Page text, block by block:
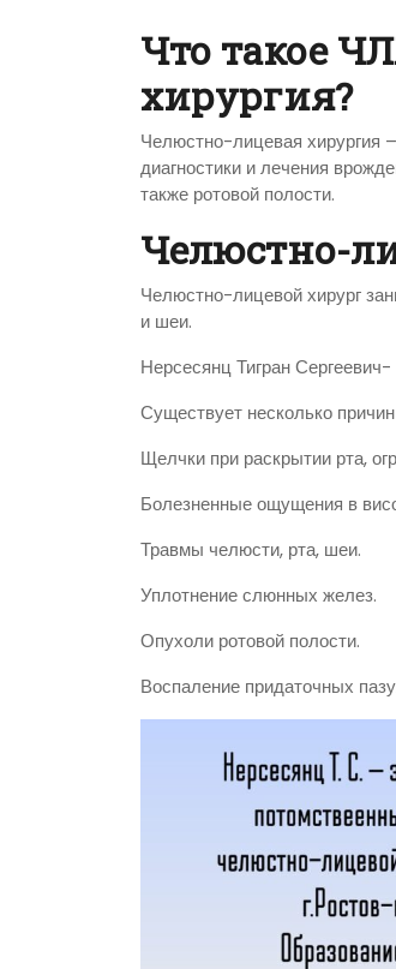
Что такое
хирургия?
Челюстно-лицевая хирургия
диагностики и лечения
также ротовой полости.
Челюстно-
Челюстно-лицевой хирург
и шеи.
Нерсесянц Тигран
Существует несколько
Щелчки при раскрытии рта,
Болезненные ощущения в
Травмы челюсти, рта, шеи.
Уплотнение слюнных желез.
Опухоли ротовой полости.
Воспаление придаточных